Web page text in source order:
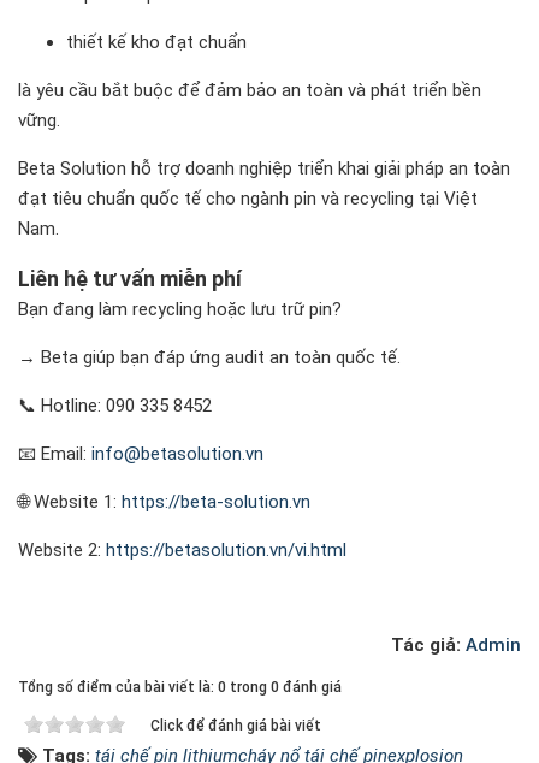
thiết kế kho đạt chuẩn
là yêu cầu bắt buộc để đảm bảo an toàn và phát triển bền
vững.
Beta Solution hỗ trợ doanh nghiệp triển khai giải pháp an toàn
đạt tiêu chuẩn quốc tế cho ngành pin và recycling tại Việt
Nam.
Liên hệ tư vấn miễn phí
Bạn đang làm recycling hoặc lưu trữ pin?
→ Beta giúp bạn đáp ứng audit an toàn quốc tế.
📞 Hotline: 090 335 8452
📧 Email: info@betasolution.vn
🌐 Website 1: https://beta-solution.vn
Website 2: https://betasolution.vn/vi.html
Tác giả: Admin
Tổng số điểm của bài viết là: 0 trong 0 đánh giá
Click để đánh giá bài viết
Tags: tái chế pin lithiumcháy nổ tái chế pinexplosion